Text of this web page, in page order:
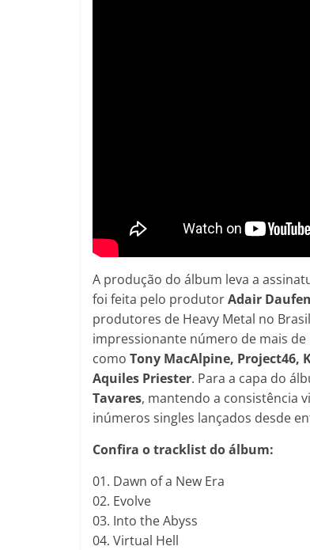
A produção do álbum leva a
foi feita pelo produtorAdair
produtores de Heavy Metal no
impressionante número de mais
como Tony MacAlpine, Project46,
Aquiles Priester. Para a capa do
Tavares, mantendo a consistência
inúmeros singles lançados desde
Confira o tracklist do álbum:
01. Dawn of a New Era
02. Evolve
03. Into the Abyss
04. Virtual Hell